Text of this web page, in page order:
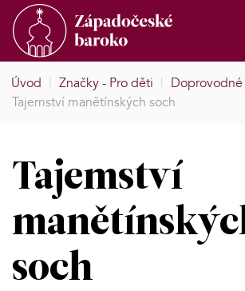
Úvod | Značky - Pro děti | Doprovodné
Tajemství manětínských soch
Tajemství
soch